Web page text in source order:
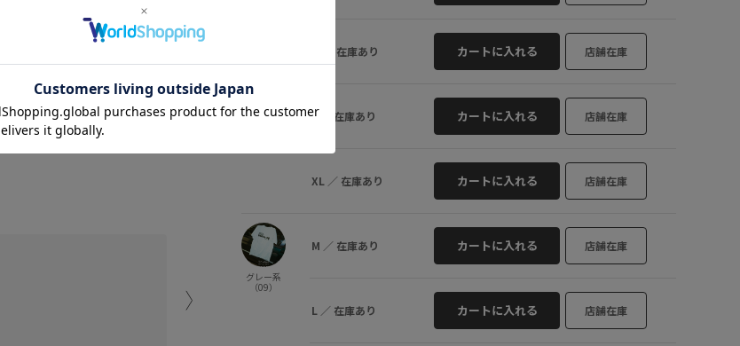
Kento
182cm SIZE:XL
女性はMサイズでスッキリ着ていただけます。
Kawabata (166cm)
着用サイズ : M
カラー : チャコール (06)
ー （08）
在庫あり カートに入れる 店舗在庫
L 在庫あり カートに入れる 店舗在庫
XL ／ 在庫あり カートに入れる 店舗在庫
グレー系
（09）
M ／ 在庫あり カートに入れる 店舗在庫
L ／ 在庫あり カートに入れる 店舗在庫